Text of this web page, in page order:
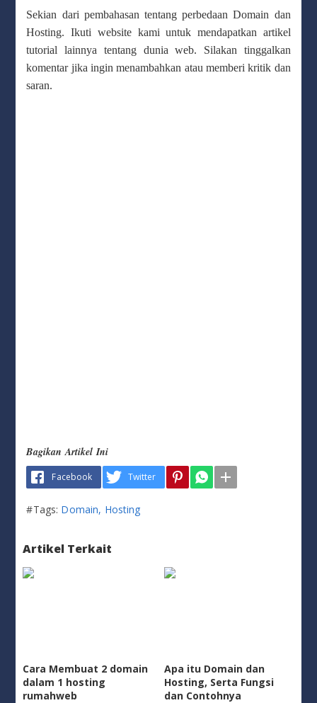
Sekian dari pembahasan tentang perbedaan Domain dan
Hosting. Ikuti website kami untuk mendapatkan artikel
tutorial lainnya tentang dunia web. Silakan tinggalkan
komentar jika ingin menambahkan atau memberi kritik dan
saran.
Bagikan Artikel Ini
Facebook Twitter
#Tags: Domain Hosting
Artikel Terkait
Cara Membuat 2 domain
dalam 1 hosting
rumahweb
Apa itu Domain dan
Hosting, Serta Fungsi
dan Contohnya